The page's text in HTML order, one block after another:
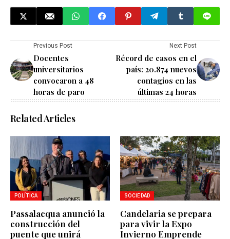
Previous Post
Docentes
universitarios
convocaron a 48
horas de paro
Next Post
Récord de casos en el
país: 20.874 nuevos
contagios en las
últimas 24 horas
Related Articles
POLÍTICA
Passalacqua anunció la
construcción del
puente que unirá
SOCIEDAD
Candelaria se prepara
para vivir la Expo
Invierno Emprende